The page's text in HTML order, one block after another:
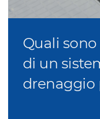
Quali
di un
drenaggio